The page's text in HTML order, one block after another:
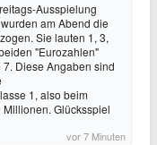
Ausspielung
am Abend die
Sie lauten 1, 3,
"Eurozahlen"
Diese Angaben sind
1, also beim
Glücksspiel
vor 7 Minuten